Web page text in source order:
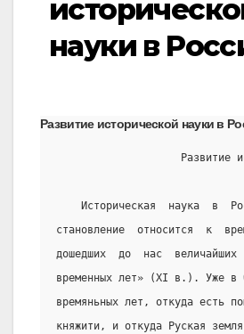
науки в
Развитие исторической науки в
Развитие
Историческая  наука  в
становление  относится  к
дошедших  до  нас  величайших
временных лет» (XI в.). Уже в
времяньных лет, откуда есть
княжити, и откуда Руская